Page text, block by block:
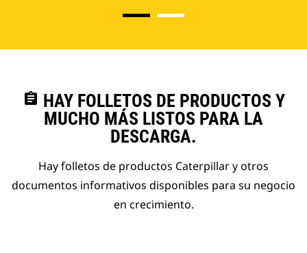
assignment HAY FOLLETOS DE PRODUCTOS Y
MUCHO MÁS LISTOS PARA LA
DESCARGA.
Hay folletos de productos Caterpillar y otros
documentos informativos disponibles para su negocio
en crecimiento.